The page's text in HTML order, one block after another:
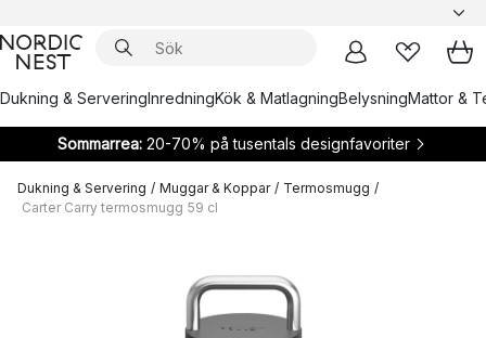
Dukning & ServeringInredningKök & MatlagningBelysningMattor &
Sommarrea:20-70% på tusentals designfavoriter
Dukning & Servering / Muggar & Koppar / Termosmugg /
Carter Carry termosmugg 59 cl